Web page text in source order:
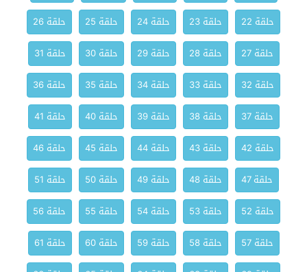
حلقة 22
حلقة 23 حلقة 24 حلقة 25
حلقة 26
حلقة 27
حلقة 28 حلقة 29 حلقة 30
حلقة 31
حلقة 32
حلقة 33 حلقة 34 حلقة 35
حلقة 36
حلقة 37
حلقة 38 حلقة 39 حلقة 40
حلقة 41
حلقة 42
حلقة 43 حلقة 44 حلقة 45
حلقة 46
حلقة 47
حلقة 48 حلقة 49 حلقة 50
حلقة 51
حلقة 52
حلقة 53 حلقة 54 حلقة 55
حلقة 56
حلقة 57
حلقة 58 حلقة 59 حلقة 60
حلقة 61